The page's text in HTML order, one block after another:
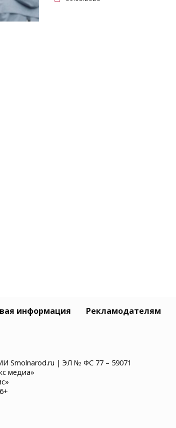
информация Рекламодателям
Smolnarod.ru | ЭЛ № ФС 77 – 59071
медиа»